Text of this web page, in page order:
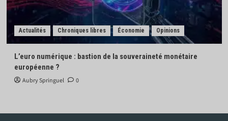
Actualités Chroniques libres Économie Opinions
L’euro numérique : bastion de la souveraineté monétaire
européenne ?
Aubry Springuel 0